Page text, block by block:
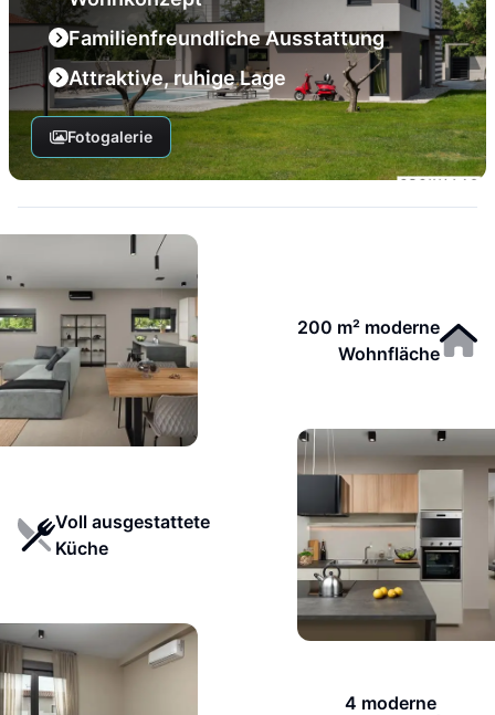
Familienfreundliche Ausstattung
Attraktive, ruhige Lage
Fotogalerie
200 m² moderne
Wohnfläche
Voll ausgestattete
Küche
4 moderne